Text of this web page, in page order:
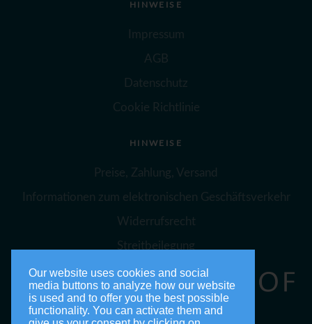
HINWEISE
Impressum
AGB
Datenschutz
Cookie Richtlinie
HINWEISE
Preise, Zahlung, Versand
Informationen zum elektronischen Geschäftsverkehr
Widerrufsrecht
Streitbeilegung
Our website uses cookies and social
media buttons to analyze how our website
is used and to offer you the best possible
functionality. You can activate them and